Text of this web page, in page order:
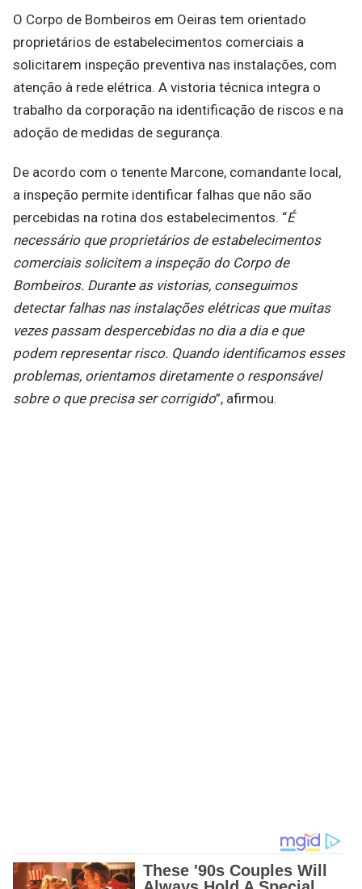
O Corpo de Bombeiros em Oeiras tem orientado
proprietários de estabelecimentos comerciais a
solicitarem inspeção preventiva nas instalações, com
atenção à rede elétrica. A vistoria técnica integra o
trabalho da corporação na identificação de riscos e na
adoção de medidas de segurança.
De acordo com o tenente Marcone, comandante local,
a inspeção permite identificar falhas que não são
percebidas na rotina dos estabelecimentos. “É
necessário que proprietários de estabelecimentos
comerciais solicitem a inspeção do Corpo de
Bombeiros. Durante as vistorias, conseguimos
detectar falhas nas instalações elétricas que muitas
vezes passam despercebidas no dia a dia e que
podem representar risco. Quando identificamos esses
problemas, orientamos diretamente o responsável
sobre o que precisa ser corrigido”, afirmou.